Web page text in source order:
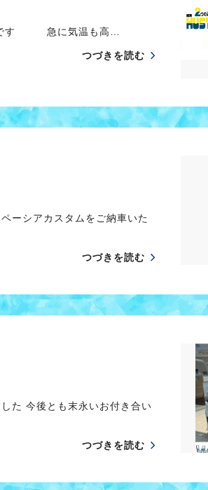
です 急に気温も高…
つづきを読む
ーシアカスタムをご納車いた
つづきを読む
た 今後とも末永いお付き合い
つづきを読む